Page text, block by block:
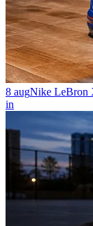
8 augNike LeBron
in